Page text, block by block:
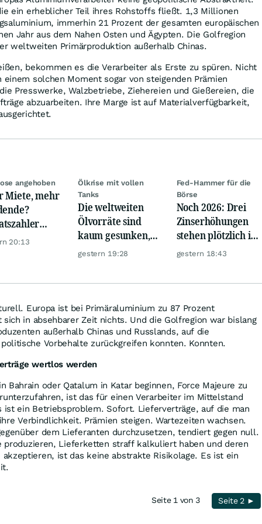
ein erheblicher Teil ihres Rohstoffs fließt. 1,3 Millionen
immerhin 21 Prozent der gesamten europäischen
Jahr aus dem Nahen Osten und Ägypten. Die Golfregion
weltweiten Primärproduktion außerhalb Chinas.
bekommen es die Verarbeiter als Erste zu spüren. Nicht
solchen Moment sogar von steigenden Prämien
Presswerke, Walzbetriebe, Ziehereien und Gießereien, die
abzuarbeiten. Ihre Marge ist auf Materialverfügbarkeit,
angehoben
Miete, mehr
Income
20:13
Ölkrise mit vollen
Tanks
Die weltweiten
Ölvorräte sind
kaum gesunken,
trotz Krise
gestern 19:28
Fed-Hammer für die
Börse
Noch 2026: Drei
Zinserhöhungen
stehen plötzlich im
Raum
gestern 18:43
Europa ist bei Primäraluminium zu 87 Prozent
sich in absehbarer Zeit nichts. Und die Golfregion war bislang
außerhalb Chinas und Russlands, auf die
Vorbehalte zurückgreifen konnten. Konnten.
wertlos werden
Bahrain oder Qatalum in Katar beginnen, Force Majeure zu
ist das für einen Verarbeiter im Mittelstand
ist ein Betriebsproblem. Sofort. Lieferverträge, auf die man
Verbindlichkeit. Prämien steigen. Wartezeiten wachsen.
dem Lieferanten durchzusetzen, tendiert gegen null.
Lieferketten straff kalkuliert haben und deren
akzeptieren, ist das keine abstrakte Risikolage. Es ist ein
Seite 1 von 3 Seite 2 ►